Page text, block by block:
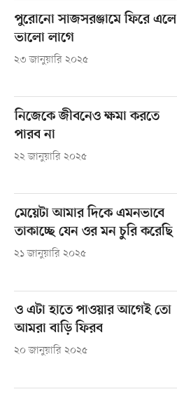
পুরোনো সাজসরঞ্জামে ফিরে এলে
ভালো লাগে
২৩ জানুয়ারি ২০২৫
নিজেকে জীবনেও ক্ষমা করতে
পারব না
২২ জানুয়ারি ২০২৫
মেয়েটা আমার দিকে এমনভাবে
তাকাচ্ছে যেন ওর মন চুরি করেছি
২১ জানুয়ারি ২০২৫
ও এটা হাতে পাওয়ার আগেই তো
আমরা বাড়ি ফিরব
২০ জানুয়ারি ২০২৫